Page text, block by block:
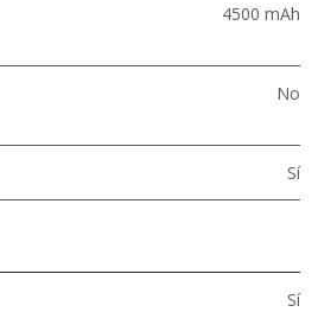
4500 mAh
No
Sí
Sí